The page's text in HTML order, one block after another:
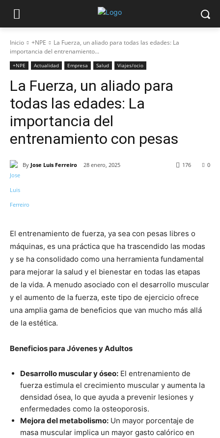
Inicio +NPE
La Fuerza, un aliado para todas las edades: La
importancia del entrenamiento...
+NPE Actualidad Empresa Salud Viajes/ocio
La Fuerza, un aliado para
todas las edades: La
importancia del
entrenamiento con pesas
By Jose Luis Ferreiro 28 enero, 2025 0
176
El entrenamiento de fuerza, ya sea con pesas libres o
máquinas, es una práctica que ha trascendido las modas
y se ha consolidado como una herramienta fundamental
para mejorar la salud y el bienestar en todas las etapas
de la vida. A menudo asociado con el desarrollo muscular
y el aumento de la fuerza, este tipo de ejercicio ofrece
una amplia gama de beneficios que van mucho más allá
de la estética.
Beneficios para Jóvenes y Adultos
Desarrollo muscular y óseo: El entrenamiento de
fuerza estimula el crecimiento muscular y aumenta la
densidad ósea, lo que ayuda a prevenir lesiones y
enfermedades como la osteoporosis.
Mejora del metabolismo: Un mayor porcentaje de
masa muscular implica un mayor gasto calórico en